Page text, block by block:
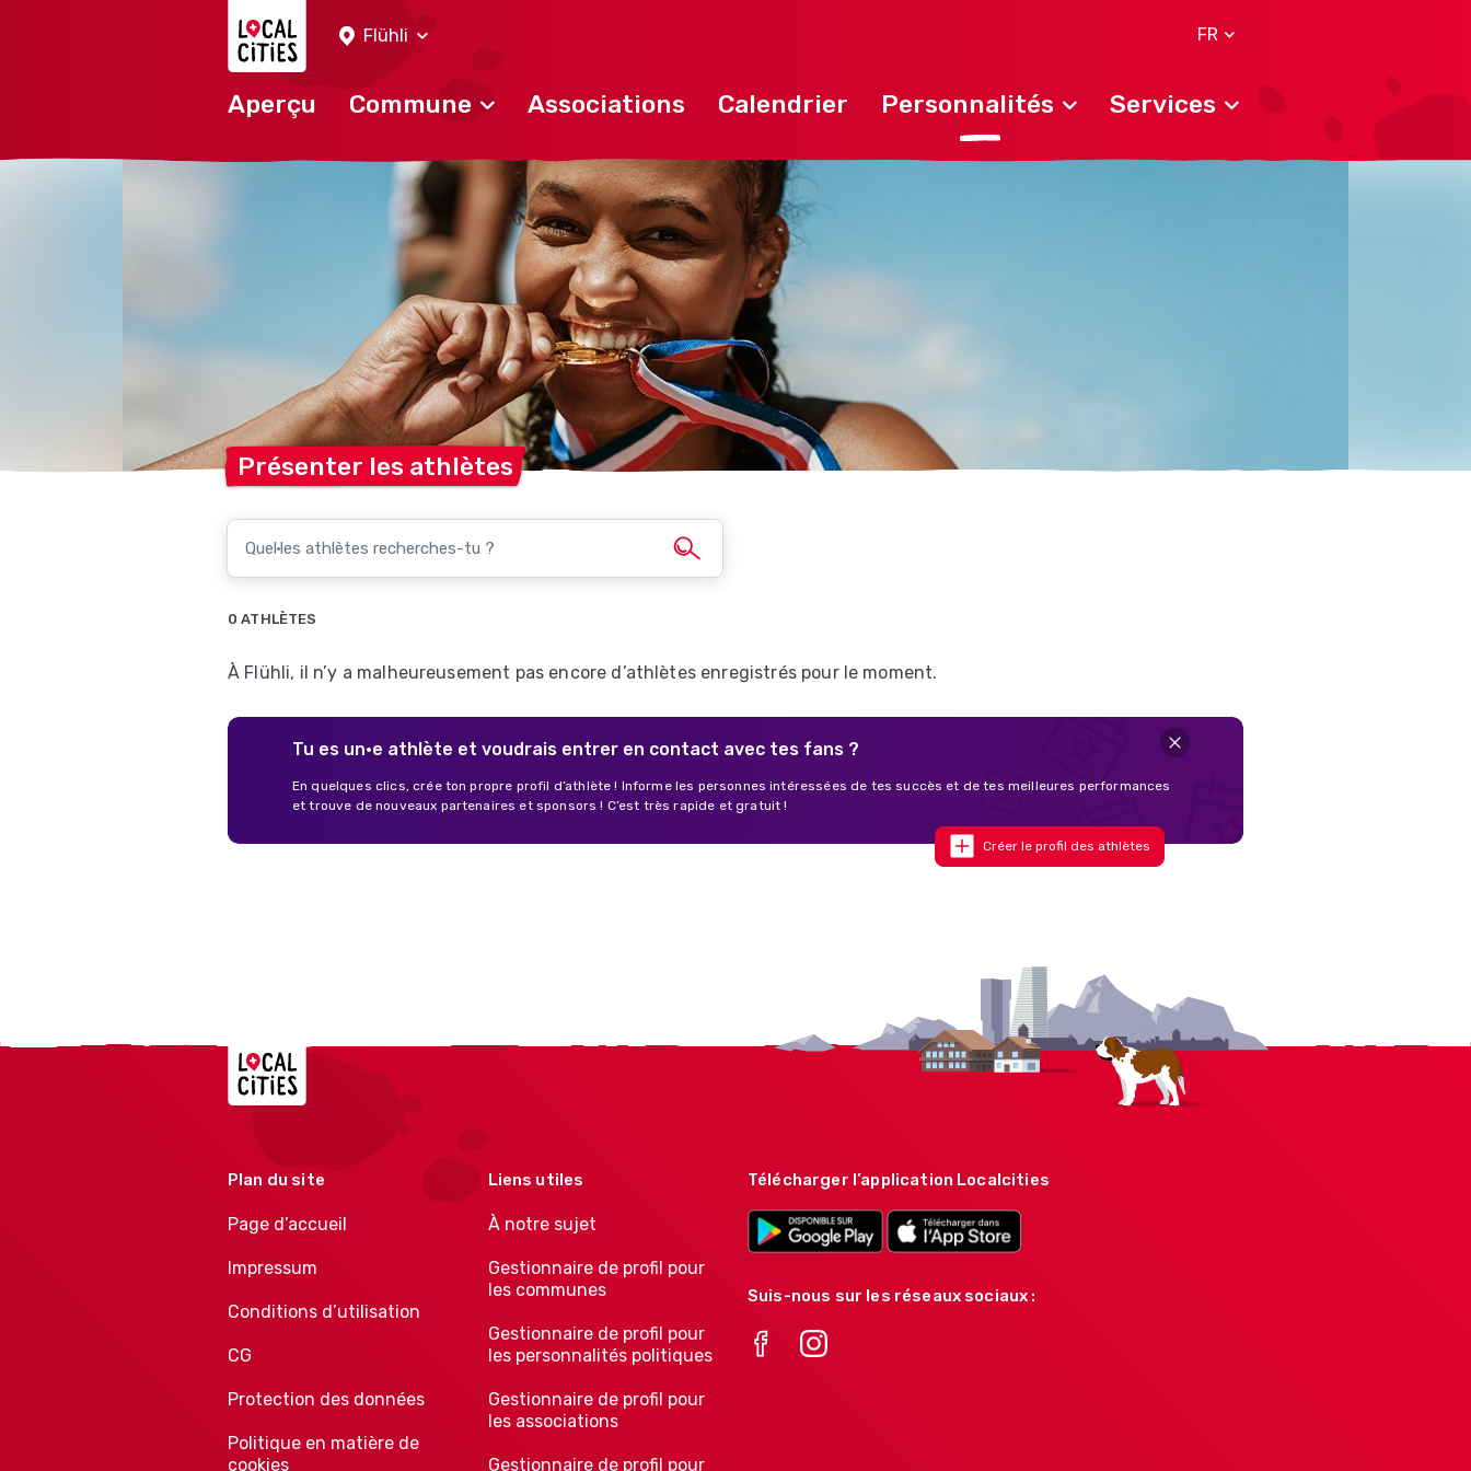
Flühli
FR
Aperçu Commune Associations Calendrier Personnalités Services
Présenter les athlètes
0 ATHLÈTES
À Flühli, il n’y a malheureusement pas encore d’athlètes enregistrés pour le moment.
Tu es un·e athlète et voudrais entrer en contact avec tes fans ?
En quelques clics, crée ton propre profil d’athlète ! Informe les personnes intéressées de tes succès et de tes meilleures performances
et trouve de nouveaux partenaires et sponsors ! C’est très rapide et gratuit !
Créer le profil des athlètes
Localcities
Plan du site
Page d’accueil
Impressum
Conditions d’utilisation
CG
Protection des données
Politique en matière de
cookies
Liens utiles
À notre sujet
Gestionnaire de profil pour
les communes
Gestionnaire de profil pour
les personnalités politiques
Gestionnaire de profil pour
les associations
Gestionnaire de profil pour
Télécharger l’application Localcities
Suis-nous sur les réseaux sociaux :